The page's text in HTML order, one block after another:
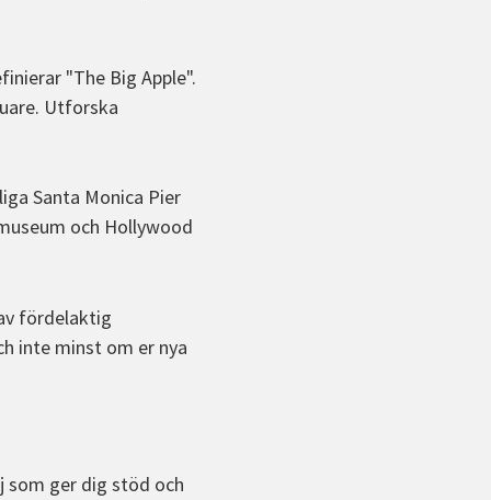
"The Big Apple".
Utforska
Santa Monica Pier
och Hollywood
fördelaktig
inte minst om er nya
som ger dig stöd och